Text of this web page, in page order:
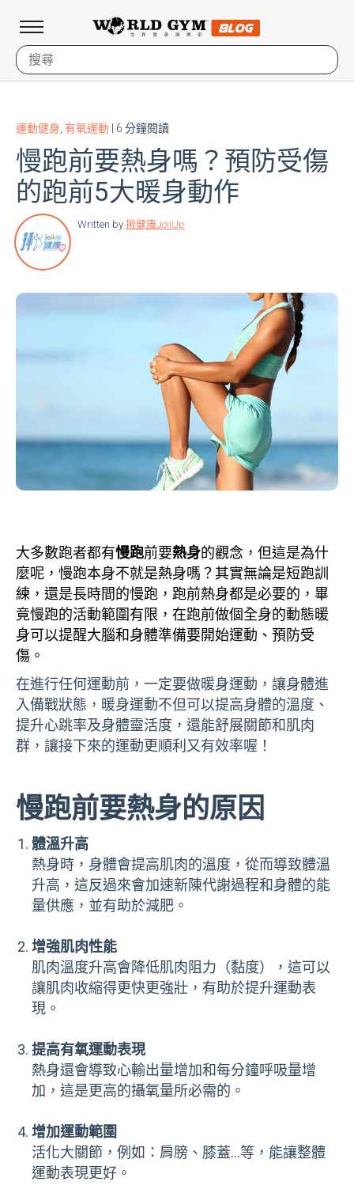
運動健身 有氧運動 | 6 分鐘閱讀
慢跑前要熱身嗎？預防受傷
的跑前5大暖身動作
Written by 揪健康JoiiUp
大多數跑者都有慢跑前要熱身的觀念，但這是為什
麼呢，慢跑本身不就是熱身嗎？其實無論是短跑訓
練，還是長時間的慢跑，跑前熱身都是必要的，畢
竟慢跑的活動範圍有限，在跑前做個全身的動態暖
身可以提醒大腦和身體準備要開始運動、預防受
傷。
在進行任何運動前，一定要做暖身運動，讓身體進
入備戰狀態，暖身運動不但可以提高身體的溫度、
提升心跳率及身體靈活度，還能舒展關節和肌肉
群，讓接下來的運動更順利又有效率喔！
慢跑前要熱身的原因
體溫升高
熱身時，身體會提高肌肉的溫度，從而導致體溫
升高，這反過來會加速新陳代謝過程和身體的能
量供應，並有助於減肥。
增強肌肉性能
肌肉溫度升高會降低肌肉阻力（黏度），這可以
讓肌肉收縮得更快更強壯，有助於提升運動表
現。
提高有氧運動表現
熱身還會導致心輸出量增加和每分鐘呼吸量增
加，這是更高的攝氧量所必需的。
增加運動範圍
活化大關節，例如：肩膀、膝蓋…等，能讓整體
運動表現更好。